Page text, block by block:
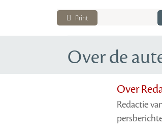
Print
Over de
Over
Redactie